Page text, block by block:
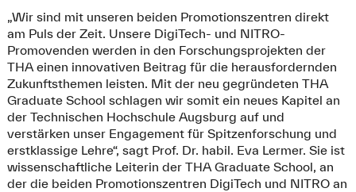
„Wir sind mit unseren beiden Promotionszentren direkt
am Puls der Zeit. Unsere DigiTech- und NITRO-
Promovenden werden in den Forschungsprojekten der
THA einen innovativen Beitrag für die herausfordernden
Zukunftsthemen leisten. Mit der neu gegründeten THA
Graduate School schlagen wir somit ein neues Kapitel an
der Technischen Hochschule Augsburg auf und
verstärken unser Engagement für Spitzenforschung und
erstklassige Lehre“, sagt Prof. Dr. habil. Eva Lermer. Sie ist
wissenschaftliche Leiterin der THA Graduate School, an
der die beiden Promotionszentren DigiTech und NITRO an